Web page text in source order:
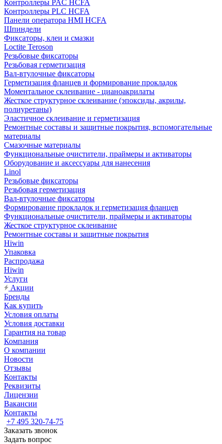
Контроллеры PAC HCFA
Контроллеры PLC HCFA
Панели оператора HMI HCFA
Шпиндели
Фиксаторы, клеи и смазки
Loctite Teroson
Резьбовые фиксаторы
Резьбовая герметизация
Вал-втулочные фиксаторы
Герметизация фланцев и формирование прокладок
Моментальное склеивание - цианоакрилаты
Жесткое структурное склеивание (эпоксиды, акрилы,
полиуретаны)
Эластичное склеивание и герметизация
Ремонтные составы и защитные покрытия, вспомогательные
материалы
Смазочные материалы
Функциональные очистители, праймеры и активаторы
Оборудование и аксессуары для нанесения
Linol
Резьбовые фиксаторы
Резьбовая герметизация
Вал-втулочные фиксаторы
Формирование прокладок и герметизация фланцев
Функциональные очистители, праймеры и активаторы
Жесткое структурное склеивание
Ремонтные составы и защитные покрытия
Hiwin
Упаковка
Распродажа
Hiwin
Услуги
Акции
Бренды
Как купить
Условия оплаты
Условия доставки
Гарантия на товар
Компания
О компании
Новости
Отзывы
Контакты
Реквизиты
Лицензии
Вакансии
Контакты
+7 495 320-74-75
Заказать звонок
Задать вопрос